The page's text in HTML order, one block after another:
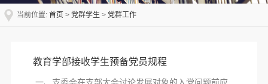
当前位置: 首页 > 党群学生 > 党群工作
教育学部接收学生预备党员规程